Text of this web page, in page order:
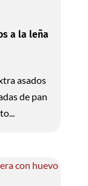
a la leña
asados
de pan